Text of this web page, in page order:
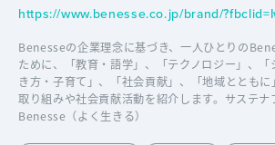
Benesseの企業理念に基づき、一人ひとりの
ために、「教育・語学」、「テクノロジー」、
き方・子育て」、「社会貢献」、「地域ととも
取り組みや社会貢献活動を紹介します。サステ
Benesse（よく生きる）